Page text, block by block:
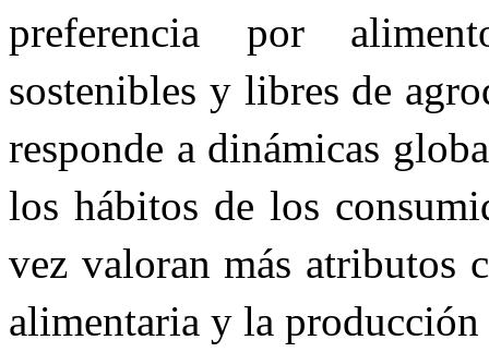
preferencia por
sostenibles y libres de
responde a dinámicas
los hábitos de los
vez valoran más atributos
alimentaria y la